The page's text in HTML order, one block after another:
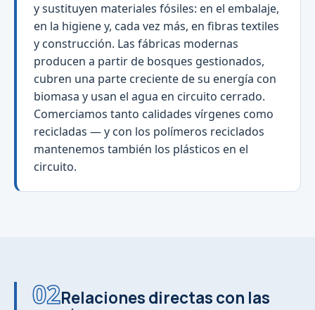
y sustituyen materiales fósiles: en el embalaje,
en la higiene y, cada vez más, en fibras textiles
y construcción. Las fábricas modernas
producen a partir de bosques gestionados,
cubren una parte creciente de su energía con
biomasa y usan el agua en circuito cerrado.
Comerciamos tanto calidades vírgenes como
recicladas — y con los polímeros reciclados
mantenemos también los plásticos en el
circuito.
02Relaciones directas con las